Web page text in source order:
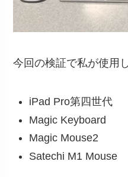
今回の検証で私が使用
iPad Pro第四世代
Magic Keyboard
Magic Mouse2
Satechi M1 Mouse